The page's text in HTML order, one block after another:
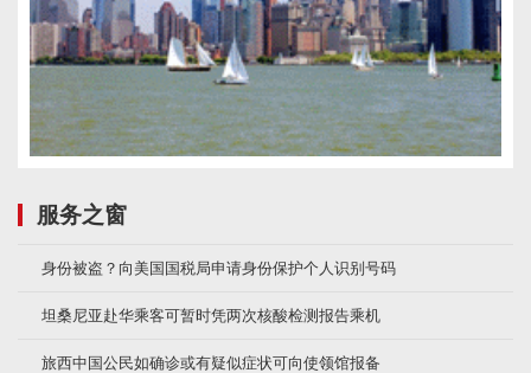
服务之窗
身份被盗？向美国国税局申请身份保护个人识别号码
坦桑尼亚赴华乘客可暂时凭两次核酸检测报告乘机
旅西中国公民如确诊或有疑似症状可向使领馆报备